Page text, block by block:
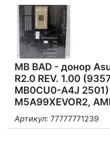
MB BAD - донор
R2.0 REV. 1.00
MB0CU0-A4J
M5A99XEVOR2,
Артикул: 77777771239